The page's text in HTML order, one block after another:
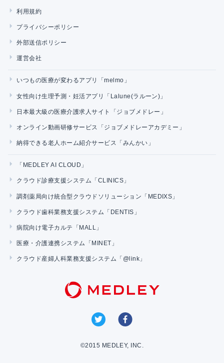
利用規約
プライバシーポリシー
外部送信ポリシー
運営会社
いつもの医療が変わるアプリ「melmo」
女性向け生理予測・妊活アプリ「Lalune(ラルーン)」
日本最大級の医療介護求人サイト「ジョブメドレー」
オンライン動画研修サービス「ジョブメドレーアカデミー」
納得できる老人ホーム紹介サービス「みんかい」
「MEDLEY AI CLOUD」
クラウド診療支援システム「CLINICS」
調剤薬局向け統合型クラウドソリューション「MEDIXS」
クラウド歯科業務支援システム「DENTIS」
病院向け電子カルテ「MALL」
医療・介護連携システム「MINET」
クラウド産婦人科業務支援システム「@link」
©2015 MEDLEY, INC.